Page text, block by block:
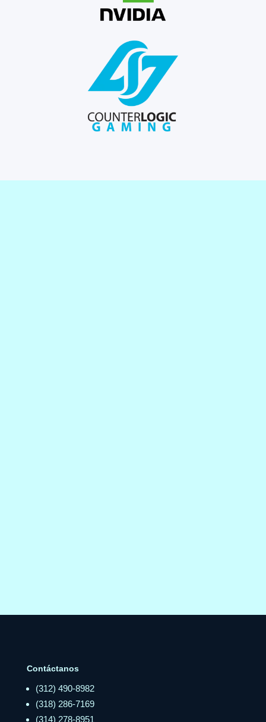
Contáctanos
(312) 490-8982
(318) 286-7169
(314) 278-8951